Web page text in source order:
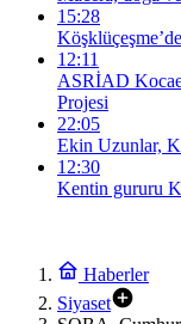
15:28
12:11
ASRİAD
Projesi
22:05
Ekin Uzunlar,
12:30
Kentin gururu
Haberler
Siyaset